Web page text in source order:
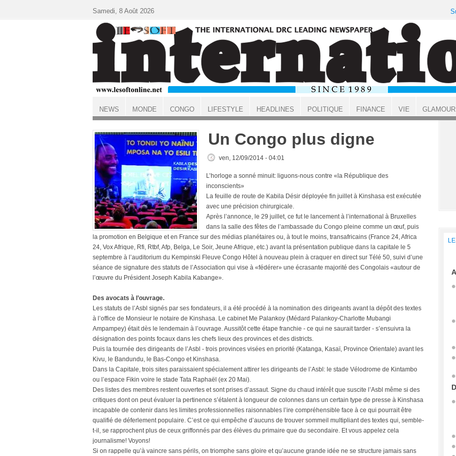
ACCUEIL
Un Congo plus digne
ven, 12/09/2014 - 04:01
L’horloge a sonné minuit: liguons-nous contre «la République des
inconscients»
La feuille de route de Kabila Désir déployée fin juillet à Kinshasa est exécutée
avec une précision chirurgicale.
Après l’annonce, le 29 juillet, ce fut le lancement à l’international à Bruxelles
dans la salle des fêtes de l’ambassade du Congo pleine comme un œuf, puis
la promotion en Belgique et en France sur des médias planétaires ou, à tout le moins, transafricains (France 24, Africa
24, Vox Afrique, Rfi, Rtbf, Afp, Belga, Le Soir, Jeune Afrique, etc.) avant la présentation publique dans la capitale le 5
septembre à l’auditorium du Kempinski Fleuve Congo Hôtel à nouveau plein à craquer en direct sur Télé 50, suivi d’une
séance de signature des statuts de l’Association qui vise à «fédérer» une écrasante majorité des Congolais «autour de
l’œuvre du Président Joseph Kabila Kabange».
Des avocats à l’ouvrage.
Les statuts de l’Asbl signés par ses fondateurs, il a été procédé à la nomination des dirigeants avant la dépôt des textes
à l’office de Monsieur le notaire de Kinshasa. Le cabinet Me Palankoy (Médard Palankoy-Charlotte Mubangi
Ampampey) était dès le lendemain à l’ouvrage. Aussitôt cette étape franchie - ce qui ne saurait tarder - s’ensuivra la
désignation des points focaux dans les chefs lieux des provinces et des districts.
Puis la tournée des dirigeants de l’Asbl - trois provinces visées en priorité (Katanga, Kasaï, Province Orientale) avant les
Kivu, le Bandundu, le Bas-Congo et Kinshasa.
Dans la Capitale, trois sites paraissaient spécialement attirer les dirigeants de l’Asbl: le stade Vélodrome de Kintambo
ou l’espace Fikin voire le stade Tata Raphaël (ex 20 Mai).
Des listes des membres restent ouvertes et sont prises d’assaut. Signe du chaud intérêt que suscite l’Asbl même si des
critiques dont on peut évaluer la pertinence s’étalent à longueur de colonnes dans un certain type de presse à Kinshasa
incapable de contenir dans les limites professionnelles raisonnables l’ire compréhensible face à ce qui pourrait être
qualifié de déferlement populaire. C’est ce qui empêche d’aucuns de trouver sommeil multipliant des textes qui, semble-
t-il, se rapprochent plus de ceux griffonnés par des élèves du primaire que du secondaire. Et vous appelez cela
journalisme! Voyons!
Si on rappelle qu’à vaincre sans périls, on triomphe sans gloire et qu’aucune grande idée ne se structure jamais sans
Samedi, 8 Août 2026
NEWS MONDE CONGO LIFESTYLE HEADLINES POLITIQUE FINANCE VIE GLAMOUR